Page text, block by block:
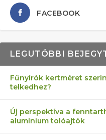
AZ ÖNELLÁTÁS
KEZDŐKNEK
6 LEGJOBB
ELLEN
MÁRPEDIG A
AKI ELDOBÁLJA
AZ EGY KÖ…
FÉLREÉRTETT
TÉRKŐ ÉS MURVA
FACEBOOK
LEGUTÓBBI
Fűnyírók kertméret
telkedhez?
Új perspektíva a
alumínium tolóajtók